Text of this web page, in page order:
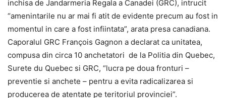
inchisa de Jandarmeria Regala a Canadei (GRC), intrucit
“amenintarile nu ar mai fi atit de evidente precum au fost in
momentul in care a fost infiintata”, arata presa canadiana.
Caporalul GRC François Gagnon a declarat ca unitatea,
compusa din circa 10 anchetatori de la Politia din Quebec,
Surete du Quebec si GRC, “lucra pe doua fronturi –
preventie si anchete – pentru a evita radicalizarea si
producerea de atentate pe teritoriul provinciei”.